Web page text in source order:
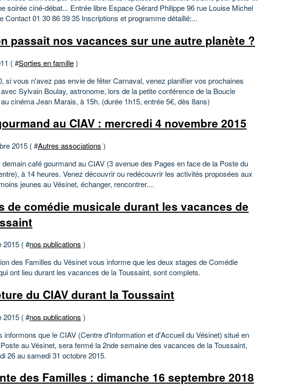
soirée ciné-débat... Entrée libre Espace Gérard Philippe 96 rue Louise Michel
Contact 01 30 86 39 35 Inscriptions et programme détaillé:...
passait nos vacances sur une autre planète ?
( #Sorties en famille)
si vous n'avez pas envie de fêter Carnaval, venez planifier vos prochaines
Sylvain Boulay, astronome, lors de la petite conférence de la Boucle
cinéma Jean Marais, à 15h. (durée 1h15, entrée 5€, dès 8ans)
au CIAV : mercredi 4 novembre 2015
2015 ( #Autres associations )
café gourmand au CIAV (3 avenue des Pages en face de la Poste du
à 14 heures. Venez découvrir ou redécouvrir les activités proposées aux
jeunes au Vésinet, échanger, rencontrer....
de comédie musicale durant les vacances de
2015 ( #nos publications )
des Familles du Vésinet vous informe que les deux stages de Comédie
ont lieu durant les vacances de la Toussaint, sont complets.
du CIAV durant la Toussaint
2015 ( #nos publications )
informons que le CIAV (Centre d'Information et d'Accueil du Vésinet) situé en
au Vésinet, sera fermé la 2nde semaine des vacances de la Toussaint,
26 au samedi 31 octobre 2015.
des Familles : dimanche 16 septembre 2018